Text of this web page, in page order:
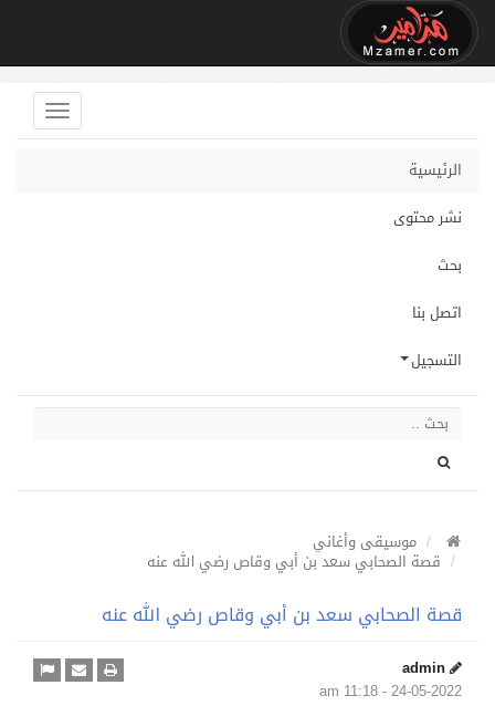
الرئيسية
نشر محتوى
بحث
اتصل بنا
التسجيل
موسيقى وأغاني
قصة الصحابي سعد بن أبي وقاص رضي الله عنه
قصة الصحابي سعد بن أبي وقاص رضي الله عنه
admin
24-05-2022 - 11:18 am